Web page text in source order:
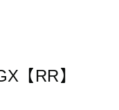
【RR】